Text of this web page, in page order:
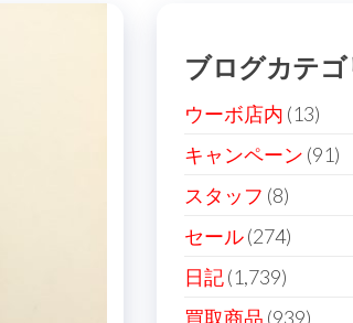
ブログカテゴ
ウーボ店内 (13)
キャンペーン (91)
スタッフ (8)
セール(274)
日記(1,739)
買取商品 (939)